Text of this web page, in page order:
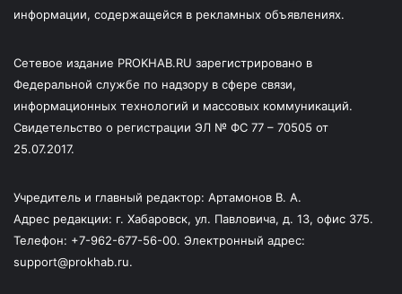
информации, содержащейся в рекламных объявлениях.
Сетевое издание PROKHAB.RU зарегистрировано в
Федеральной службе по надзору в сфере связи,
информационных технологий и массовых коммуникаций.
Свидетельство о регистрации ЭЛ № ФС 77 – 70505 от
25.07.2017.
Учредитель и главный редактор: Артамонов В. А.
Адрес редакции: г. Хабаровск, ул. Павловича, д. 13, офис 375.
Телефон: +7-962-677-56-00. Электронный адрес:
support@prokhab.ru.